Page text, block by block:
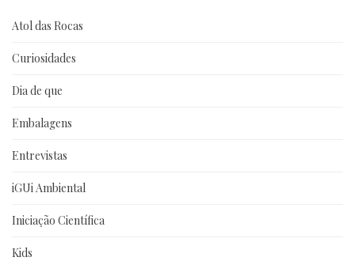
Atol das Rocas
Curiosidades
Dia de que
Embalagens
Entrevistas
iGUi Ambiental
Iniciação Científica
Kids